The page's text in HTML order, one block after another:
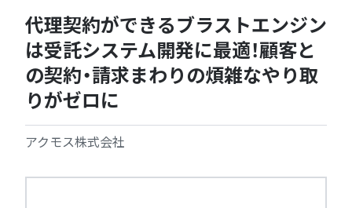
代理契約ができるブラストエンジン
は受託システム開発に最適！顧客と
の契約・請求まわりの煩雑なやり取
りがゼロに
アクモス株式会社